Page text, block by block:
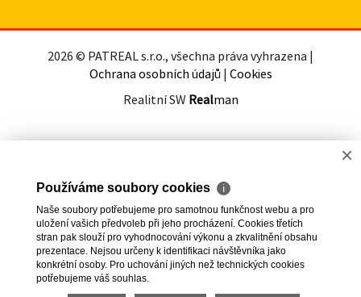
2026 © PATREAL s.r.o., všechna práva vyhrazena |
Ochrana osobních údajů | Cookies
Realitní SW Realman
×
Používáme soubory cookies ℹ
Naše soubory potřebujeme pro samotnou funkčnost webu a pro
uložení vašich předvoleb při jeho procházení. Cookies třetích
stran pak slouží pro vyhodnocování výkonu a zkvalitnění obsahu
prezentace. Nejsou určeny k identifikaci návštěvníka jako
konkrétní osoby. Pro uchování jiných než technických cookies
potřebujeme váš souhlas.